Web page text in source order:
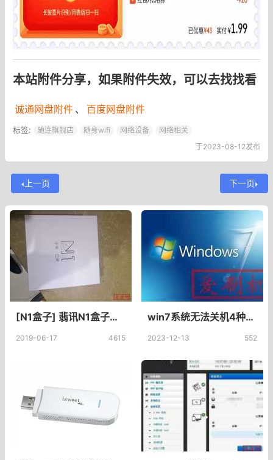
本站附件分享，如果附件失效，可以去找找看
诚通网盘附件 、 百度网盘附件
标签: 随连旗舰店 随身wifi 网络设备
网络相关
于2023-08-12发布
上一页 下一页
[N1盒子] 翡讯N1盒子最简单的部署nextcloud命令——翡讯N1安装nextcloud命令方法
2019-06-17 4615
win7系统无法关机4种解决方法
2023-12-13 552